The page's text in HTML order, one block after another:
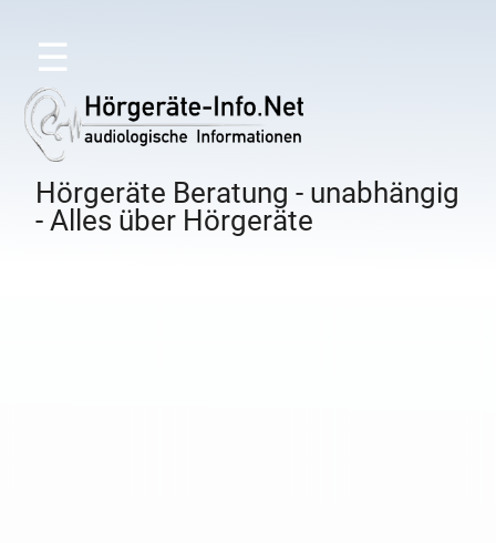
☰
Hörgeräte Beratung - unabhängig
- Alles über Hörgeräte